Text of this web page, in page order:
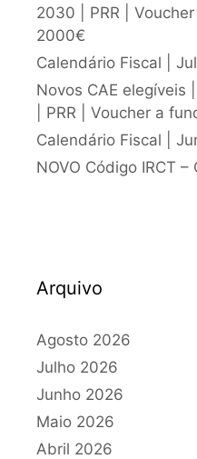
2030 | PRR |
2000€
Calendário Fiscal |
Novos CAE elegíveis
| PRR | Voucher a
Calendário Fiscal |
NOVO Código IRCT
Arquivo
Agosto 2026
Julho 2026
Junho 2026
Maio 2026
Abril 2026